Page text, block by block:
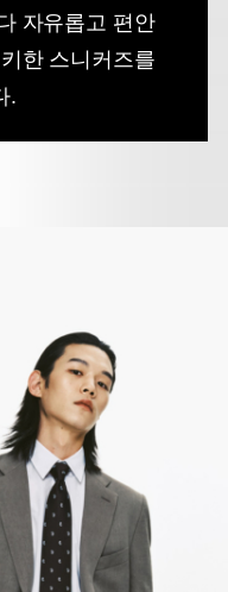
자유롭고 편안
한 스니커즈를
.